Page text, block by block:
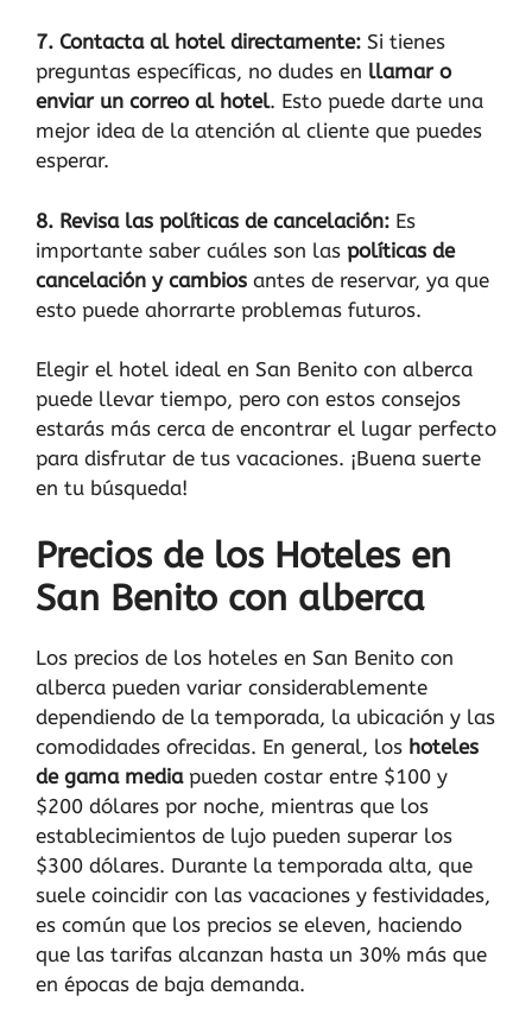
7. Contacta al hotel directamente: Si tienes
preguntas específicas, no dudes en llamar o
enviar un correo al hotel. Esto puede darte una
mejor idea de la atención al cliente que puedes
esperar.
8. Revisa las políticas de cancelación: Es
importante saber cuáles son las políticas de
cancelación y cambios antes de reservar, ya que
esto puede ahorrarte problemas futuros.
Elegir el hotel ideal en San Benito con alberca
puede llevar tiempo, pero con estos consejos
estarás más cerca de encontrar el lugar perfecto
para disfrutar de tus vacaciones. ¡Buena suerte
en tu búsqueda!
Precios de los Hoteles en
San Benito con alberca
Los precios de los hoteles en San Benito con
alberca pueden variar considerablemente
dependiendo de la temporada, la ubicación y las
comodidades ofrecidas. En general, los hoteles
de gama mediapueden costar entre $100 y
$200 dólares por noche, mientras que los
establecimientos de lujo pueden superar los
$300 dólares. Durante la temporada alta, que
suele coincidir con las vacaciones y festividades,
es común que los precios se eleven, haciendo
que las tarifas alcanzan hasta un 30% más que
en épocas de baja demanda.